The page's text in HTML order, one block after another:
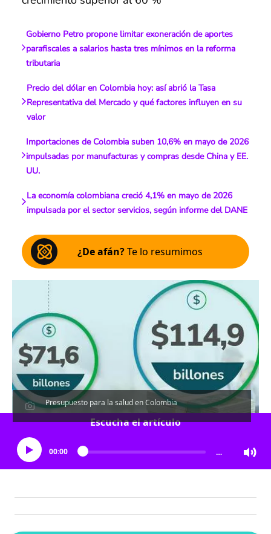
Gobierno Petro propone limitar exoneración de aportes
parafiscales a salarios hasta tres mínimos en la reforma
tributaria
Precio del dólar en Colombia hoy: así abrió la Tasa
Representativa del Mercado y qué factores influyen en su
valor
Importaciones de Colombia suben 10,6% en mayo de 2026
impulsadas por manufacturas y compras desde China y EE.
UU.
La economía colombiana creció 4,1% en mayo de 2026
impulsada por el sector servicios, según informe del DANE
¿De afán?Te lo resumimos
Presupuesto para la salud en Colombia
Escucha el artículo
00:00 …